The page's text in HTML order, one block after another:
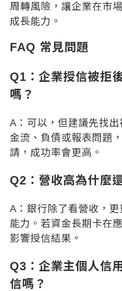
周轉風險，讓企業在市
成長能力。
FAQ 常見問題
Q1：企業授信被拒
嗎？
A：可以，但建議先找
金流、負債或報表問題
請，成功率會更高。
Q2：營收高為什麼
A：銀行除了看營收，
能力。若資金長期卡在
影響授信結果。
Q3：企業主個人信
信嗎？